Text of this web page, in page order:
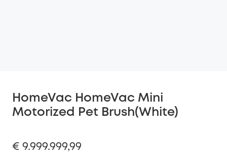
HomeVac HomeVac Mini
Motorized Pet Brush(White)
€ 9.999.999,99